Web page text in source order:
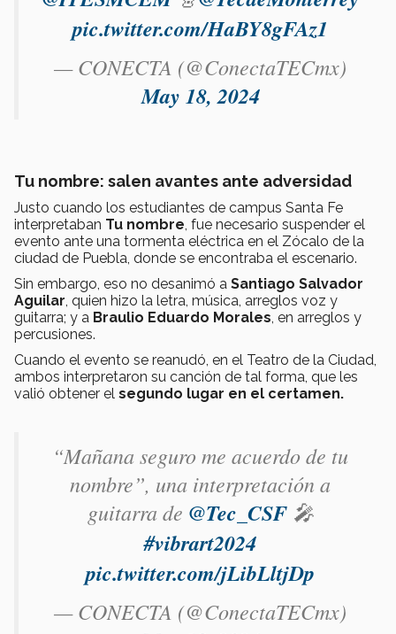
pic.twitter.com/HaBY8gFAz1
— CONECTA (@ConectaTECmx)
May 18, 2024
Tu nombre: salen avantes ante adversidad
Justo cuando los estudiantes de campus Santa Fe
interpretaban Tu nombre, fue necesario suspender el
evento ante una tormenta eléctrica en el Zócalo de la
ciudad de Puebla, donde se encontraba el escenario.
Sin embargo, eso no desanimó a Santiago Salvador
Aguilar, quien hizo la letra, música, arreglos voz y
guitarra; y a Braulio Eduardo Morales, en arreglos y
percusiones.
Cuando el evento se reanudó, en el Teatro de la Ciudad,
ambos interpretaron su canción de tal forma, que les
valió obtener el segundo lugar en el certamen.
“Mañana seguro me acuerdo de tu
nombre”, una interpretación a
guitarra de @Tec_CSF🎤
#vibrart2024
pic.twitter.com/jLibLltjDp
— CONECTA (@ConectaTECmx)